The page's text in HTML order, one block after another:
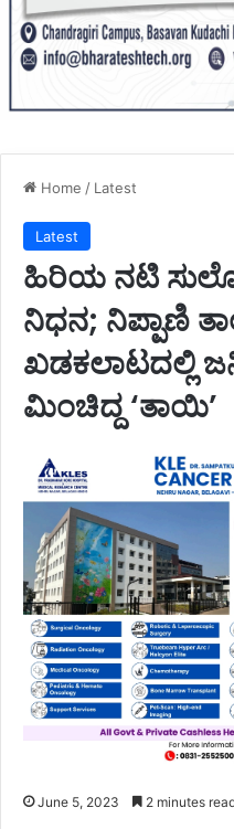
Home / Latest
Latest
ಹಿರಿಯ ನಟಿ
ನಿಧನ; ನಿಪ್ಪಾಣಿ
ಖಡಕಲಾಟದಲ್ಲಿ
ಮಿಂಚಿದ್ದ ‘ತಾಯಿ’
June 5, 2023 2 minutes